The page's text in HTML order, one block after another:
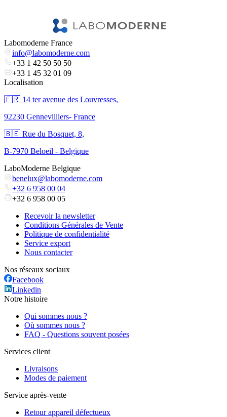
Labomoderne France
info@labomoderne.com
+33 1 42 50 50 50
+33 1 45 32 01 09
Localisation
🇫🇷 ​14 ter avenue des Louvresses,
92230 Gennevilliers- France
🇧🇪 Rue du Bosquet, 8,
B-7970 Beloeil - Belgique
LaboModerne Belgique
benelux@labomoderne.com
+32 6 958 00 04
+32 6 958 00 05
Recevoir la newsletter
Conditions Générales de Vente
Politique de confidentialité
Service export
Nous contacter
Nos réseaux sociaux
Facebook
Linkedin
Notre histoire
Qui sommes nous ?
Où sommes nous ?
FAQ - Questions souvent posées
Services client
Livraisons
Modes de paiement
Service après-vente
Retour appareil défectueux